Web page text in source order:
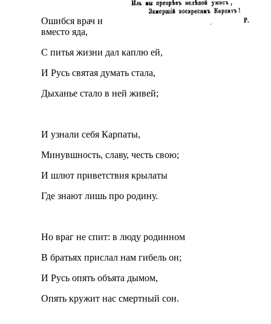
Ошибся врач и
вместо яда,
С питья жизни дал каплю ей,
И Русь святая думать стала,
Дыханье стало в ней живей;
И узнали себя Карпаты,
Минувшность, славу, честь свою;
И шлют приветствия крылаты
Где знают лишь про родину.
Но враг не спит: в люду родинном
В братьях прислал нам гибель он;
И Русь опять объята дымом,
Опять кружит нас смертный сон.